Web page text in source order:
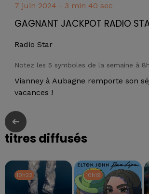
7 juin 2024 - 3 min 40 sec
GAGNANT JACKPOT RADIO
Radio Star
Notez les 5 symboles de la semaine à
Vianney à Aubagne remporte son
vacances !
titres diffusés
10h22
10h22 10h19
10h19